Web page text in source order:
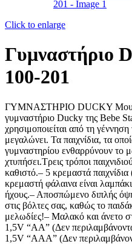
Click to enlarge
Γυμναστήριο
100-201
ΓΥΜΝΑΣΤΗΡΙΟ DUCKY
γυμναστήριο Ducky της Bebe
χρησιμοποιείται από τη
μεγαλώνει. Τα παιχνίδια, τα
γυμναστηρίου ενθαρρύνουν το
χτυπήσει.Τρεις τρόποι
καθιστό.– 5 κρεμαστά
κρεμαστή φάλαινα είναι
ήχους.– Αποσπώμενο διπλής
στις βόλτες σας, καθώς το
μελωδίες!– Μαλακό και άνετο
1,5V “ΑΑ” (Δεν
1,5V “ΑΑΑ” (Δεν